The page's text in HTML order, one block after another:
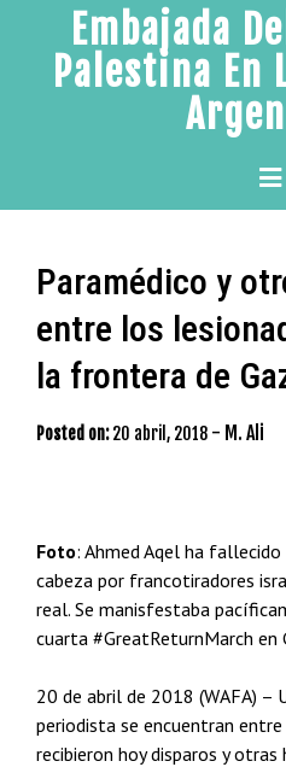
content
Embajada
Palestina En
Paramédico y
entre los
la frontera de
Posted on: 20 abril, 2018 - M. Ali
Foto: Ahmed Aqel ha
cabeza por francotiradores
real. Se manisfestaba
cuarta #GreatReturnMarch en
20 de abril de 2018 (WAFA) –
periodista se encuentran
recibieron hoy disparos y